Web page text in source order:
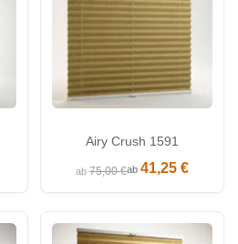
Airy Crush 1591
ab75,00 €ab 41,25 €